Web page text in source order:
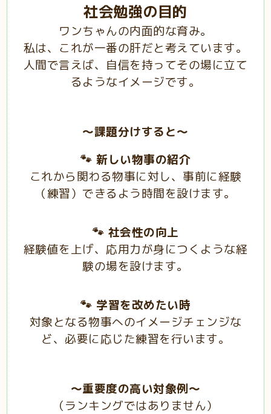
社会勉強の目的
ワンちゃんの内面的な育み。
私は、これが一番の肝だと考えています。
人間で言えば、自信を持ってその場に立て
るようなイメージです。
～課題分けすると～
🐾 新しい物事の紹介
これから関わる物事に対し、事前に経験
（練習）できるよう時間を設けます。
🐾 社会性の向上
経験値を上げ、応用力が身につくような経
験の場を設けます。
🐾 学習を改めたい時
対象となる物事へのイメージチェンジな
ど、必要に応じた練習を行います。
～重要度の高い対象例～
（ランキングではありません）